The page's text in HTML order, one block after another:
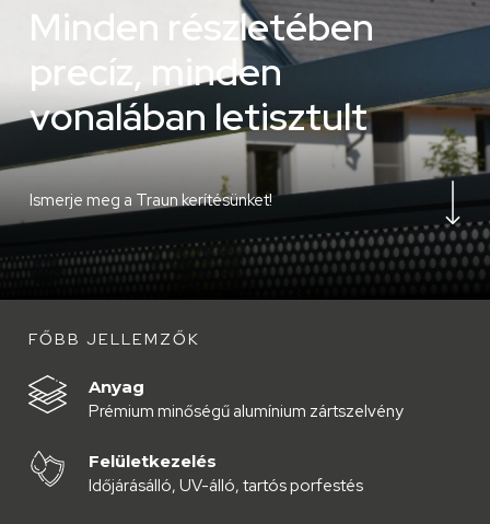
Minden részletében
precíz, minden
vonalában letisztult
Ismerje meg a Traun kerítésünket!
Navigate to the
FŐBB JELLEMZŐK
Anyag
Prémium minőségű alumínium zártszelvény
Felületkezelés
Időjárásálló, UV-álló, tartós porfestés